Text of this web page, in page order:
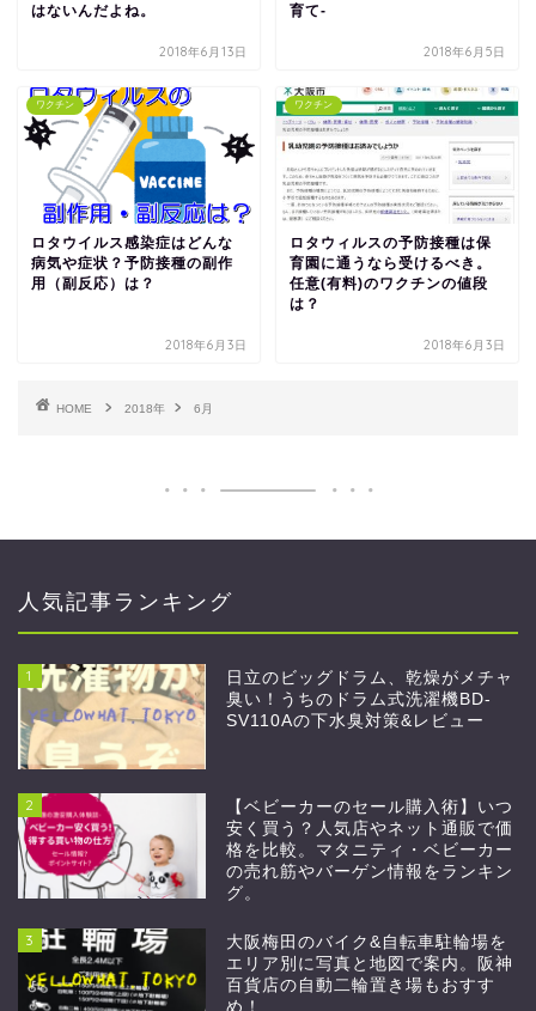
はないんだよね。
2018年6月13日
育て-
2018年6月5日
ワクチン
ロタウイルス感染症はどんな
病気や症状？予防接種の副作
用（副反応）は？
2018年6月3日
ワクチン
ロタウィルスの予防接種は保
育園に通うなら受けるべき。
任意(有料)のワクチンの値段
は？
2018年6月3日
HOME 2018年 6月
人気記事ランキング
1
日立のビッグドラム、乾燥がメチャ
臭い！うちのドラム式洗濯機BD-
SV110Aの下水臭対策&レビュー
2
【ベビーカーのセール購入術】いつ
安く買う？人気店やネット通販で価
格を比較。マタニティ・ベビーカー
の売れ筋やバーゲン情報をランキン
グ。
3
大阪梅田のバイク&自転車駐輪場を
エリア別に写真と地図で案内。阪神
百貨店の自動二輪置き場もおすす
め！